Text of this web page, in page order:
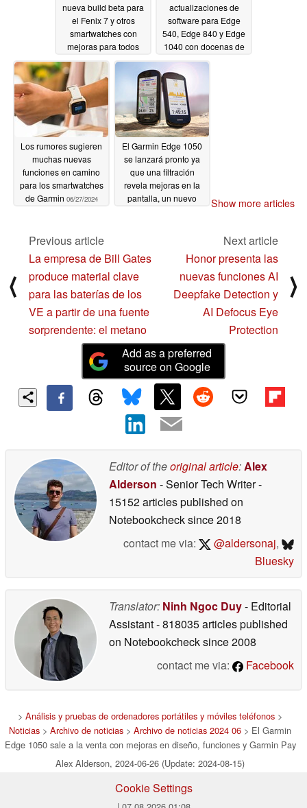
nueva build beta para
el Fenix 7 y otros
smartwatches con
mejoras para todos
excepto los modelos
Pro
06/28/2024
actualizaciones de
software para Edge
540, Edge 840 y Edge
1040 con docenas de
cambios tras el
lanzamiento de Edge
1050
Los rumores sugieren
muchas nuevas
funciones en camino
para los smartwatches
de Garmin 06/27/2024
El Garmin Edge 1050
se lanzará pronto ya
que una filtración
revela mejoras en la
pantalla, un nuevo
Show more articles
⟨
Previous article
La empresa de Bill Gates
produce material clave
para las baterías de los
VE a partir de una fuente
sorprendente: el metano
Next article
Honor presenta las
nuevas funciones AI
Deepfake Detection y
AI Defocus Eye
Protection
⟩
Add as a preferred
source on Google
Editor of theoriginal article:Alex
Alderson - Senior Tech Writer-
15152 articles published on
Notebookchecksince 2018
contact me via:
@aldersonaj,
Bluesky
Translator: Ninh Ngoc Duy- Editorial
Assistant- 818035 articles published
on Notebookchecksince 2008
contact me via:
Facebook
> Análisis y pruebas de ordenadores portátiles y móviles teléfonos >
Noticias > Archivo de noticias > Archivo de noticias 2024 06 > El Garmin
Edge 1050 sale a la venta con mejoras en diseño, funciones y Garmin Pay
Alex Alderson, 2024-06-26 (Update: 2024-08-15)
Cookie Settings